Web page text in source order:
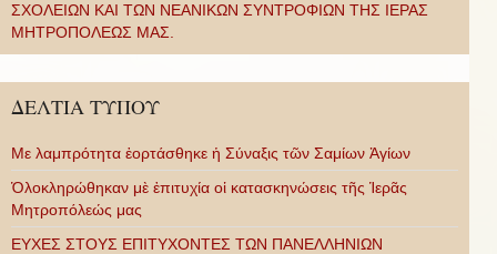
ΣΧΟΛΕΙΩΝ ΚΑΙ ΤΩΝ ΝΕΑΝΙΚΩΝ ΣΥΝΤΡΟΦΙΩΝ ΤΗΣ ΙΕΡΑΣ
ΜΗΤΡΟΠΟΛΕΩΣ ΜΑΣ.
ΔΕΛΤΙΑ ΤΥΠΟΥ
Με λαμπρότητα ἑορτάσθηκε ἡ Σύναξις τῶν Σαμίων Ἁγίων
Ὁλοκληρώθηκαν μὲ ἐπιτυχία οἱ κατασκηνώσεις τῆς Ἱερᾶς
Μητροπόλεώς μας
ΕΥΧΕΣ ΣΤΟΥΣ ΕΠΙΤΥΧΟΝΤΕΣ ΤΩΝ ΠΑΝΕΛΛΗΝΙΩΝ